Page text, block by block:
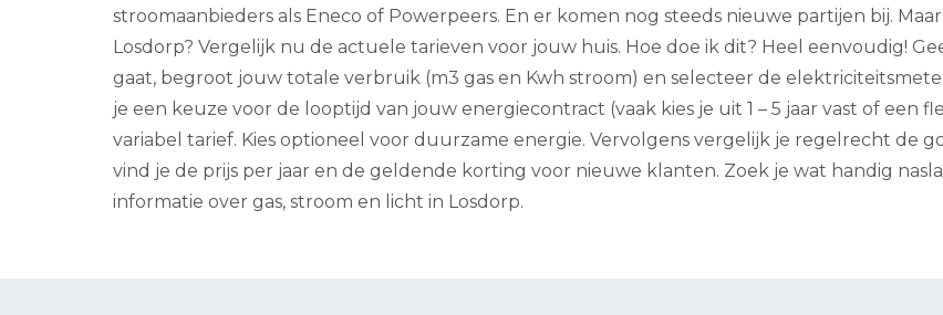
stroomaanbieders als Eneco of Powerpeers. En er komen nog steeds nieuwe partijen bij.
Losdorp? Vergelijk nu de actuele tarieven voor jouw huis. Hoe doe ik dit? Heel eenvoudig!
gaat, begroot jouw totale verbruik (m3 gas en Kwh stroom) en selecteer de
je een keuze voor de looptijd van jouw energiecontract (vaak kies je uit 1 – 5 jaar vast of een
variabel tarief. Kies optioneel voor duurzame energie. Vervolgens vergelijk je regelrecht de
vind je de prijs per jaar en de geldende korting voor nieuwe klanten. Zoek je wat handig
informatie over gas, stroom en licht in Losdorp.